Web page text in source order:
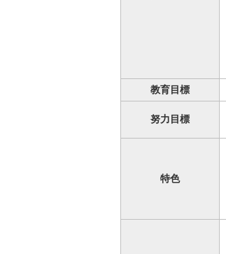
教育目標
努力目標
特色